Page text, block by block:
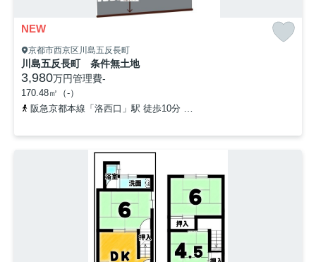
NEW
京都市西京区川島五反長町
川島五反長町 条件無土地
3,980万円管理費-
170.48㎡（-）
阪急京都本線「洛西口」駅 徒歩10分